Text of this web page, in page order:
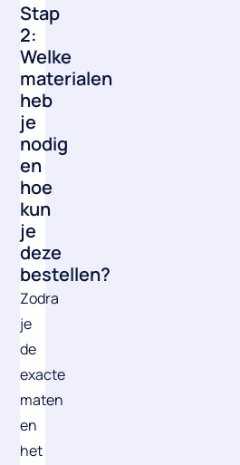
‍Stap
2:
Welke
materialen
heb
je
nodig
en
hoe
kun
je
deze
bestellen?
Zodra
je
de
exacte
maten
en
het